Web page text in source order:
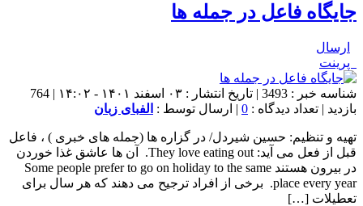
جایگاه فاعل در جمله ها
ارسال
پرینت
شناسه خبر : 3493 | تاریخ انتشار : ۰۳ اسفند ۱۴۰۱ - ۱۴:۰۲ | 764
بازدید | تعداد دیدگاه : 0 | ارسال توسط : الفبای زبان
تهیه و تنظیم: حسین شیردل/ در گزاره ها (جمله های خبری ) ، فاعل
قبل از فعل می آید: They love eating out. آن ها عاشق غذا خوردن
در بیرون هستند Some people prefer to go on holiday to the same
place every year. برخی از افراد ترجیح می دهند که هر سال برای
تعطیلات […]